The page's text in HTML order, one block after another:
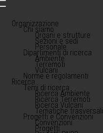
Organizzazione
Chi siamo
Organi e strutture
Sezioni e sedi
Personale
Dipartimenti di ricerca
Ambiente
Terremoti
Vulcani
Norme e regolamenti
Ricerca
Temi di ricerca
Ricerca Ambiente
Ricerca Terremoti
Ricerca Vulcani
Tematiche trasversali
Progetti e Convenzioni
Convenzioni
Progetti